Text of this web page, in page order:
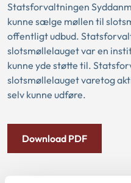
Statsforvaltningen
kunne sælge møllen til
offentligt udbud.
slotsmøllelauget var en
kunne yde støtte til.
slotsmøllelauget varetog
selv kunne udføre.
Download PDF